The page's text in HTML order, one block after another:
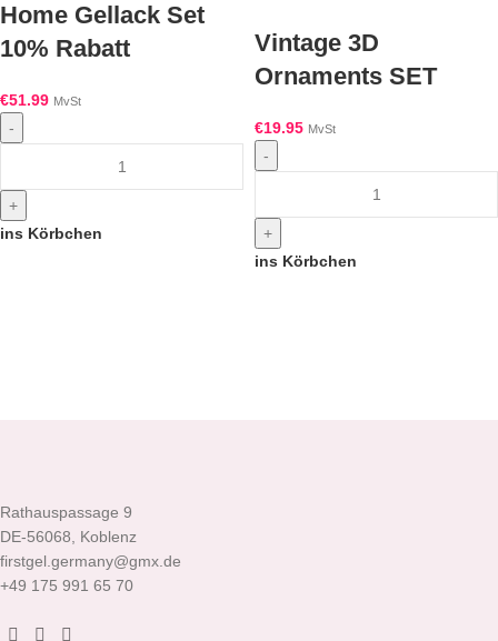
Home Gellack Set
10% Rabatt
€51.99 MvSt
-
+
ins Körbchen
Vintage 3D
Ornaments SET
€19.95 MvSt
-
+
ins Körbchen
Rathauspassage 9
DE-56068, Koblenz
firstgel.germany@gmx.de
+49 175 991 65 70